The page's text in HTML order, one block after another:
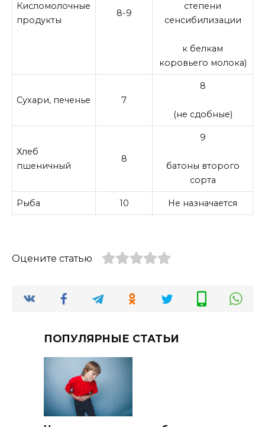
Кисломолочные
продукты
8-9
степени
сенсибилизации
к белкам
коровьего молока)
Сухари, печенье 7
8
(не сдобные)
Хлеб
пшеничный
8
9
батоны второго
сорта
Рыба 10 Не назначается
Оцените статью
ПОПУЛЯРНЫЕ СТАТЬИ